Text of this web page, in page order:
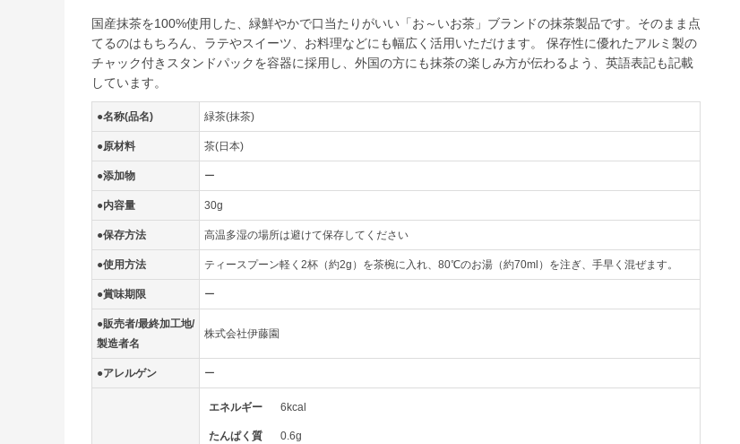
国産抹茶を100%使用した、緑鮮やかで口当たりがいい「お～いお茶」ブランドの抹茶製品です。そのまま点
てるのはもちろん、ラテやスイーツ、お料理などにも幅広く活用いただけます。 保存性に優れたアルミ製の
チャック付きスタンドパックを容器に採用し、外国の方にも抹茶の楽しみ方が伝わるよう、英語表記も記載
しています。
●名称(品名) 緑茶(抹茶)
●原材料 茶(日本)
●添加物 ー
●内容量 30g
●保存方法 高温多湿の場所は避けて保存してください
●使用方法 ティースプーン軽く2杯（約2g）を茶椀に入れ、80℃のお湯（約70ml）を注ぎ、手早く混ぜます。
●賞味期限 ー
●販売者/最終加工地/
製造者名
株式会社伊藤園
●アレルゲン ー
エネルギー 6kcal
たんぱく質 0.6g